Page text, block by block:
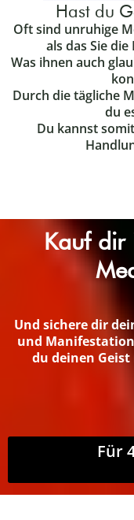
Hast du
Oft sind unruhige
als das Sie
Was ihnen auch
Durch die tägliche
du
Du kannst
Kauf dir
Und sichere dir
und
du deinen
Für